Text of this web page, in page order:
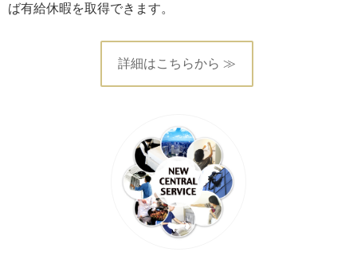
ば有給休暇を取得できます。
詳細はこちらから ≫